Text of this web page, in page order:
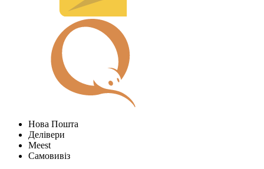
Нова Пошта
Делівери
Meest
Самовивіз